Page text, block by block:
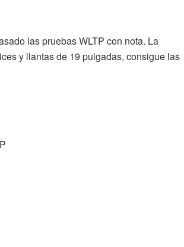
las pruebas WLTP con nota. La
y llantas de 19 pulgadas, consigue las